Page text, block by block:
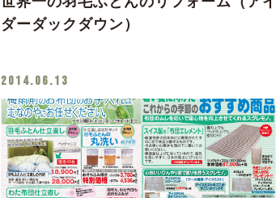
ダーダックダウン）
2014.06.13